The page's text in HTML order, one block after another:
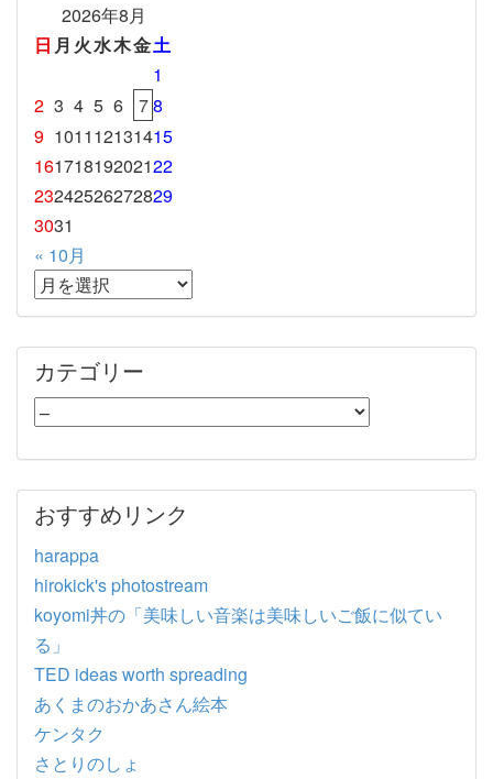
2026年8月
日 月 火水木金土
1
2 3 4 5 6 78
9 101112131415
16171819202122
23242526272829
3031
« 10月
カテゴリー
おすすめリンク
harappa
hirokick's photostream
koyomi丼の「美味しい音楽は美味しいご飯に似てい
る」
TED ideas worth spreading
あくまのおかあさん絵本
ケンタク
さとりのしょ